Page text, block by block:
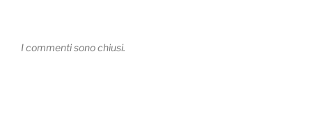
I commenti sono chiusi.